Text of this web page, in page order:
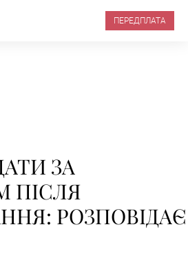
ПЕРЕДПЛАТА
ЗА
ПІСЛЯ
РОЗПОВІДАЄ